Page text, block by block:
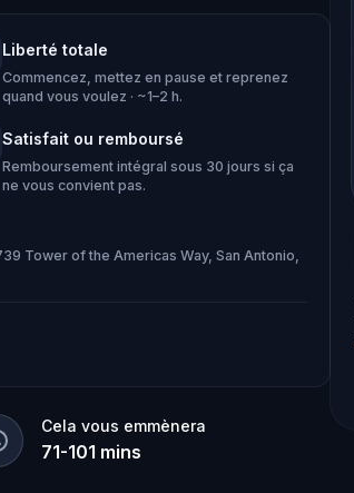
Liberté totale
Commencez, mettez en pause et reprenez
quand vous voulez · ~1–2 h.
Satisfait ou remboursé
Remboursement intégral sous 30 jours si ça
ne vous convient pas.
Tower of the Americas Way, San Antonio,
Cela vous emmènera
71-101 mins